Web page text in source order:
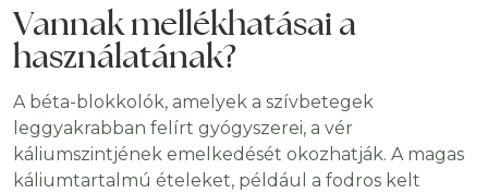
Vannak mellékhatásai a
használatának?
A béta-blokkolók, amelyek a szívbetegek
leggyakrabban felírt gyógyszerei, a vér
káliumszintjének emelkedését okozhatják. A magas
káliumtartalmú ételeket, például a fodros kelt